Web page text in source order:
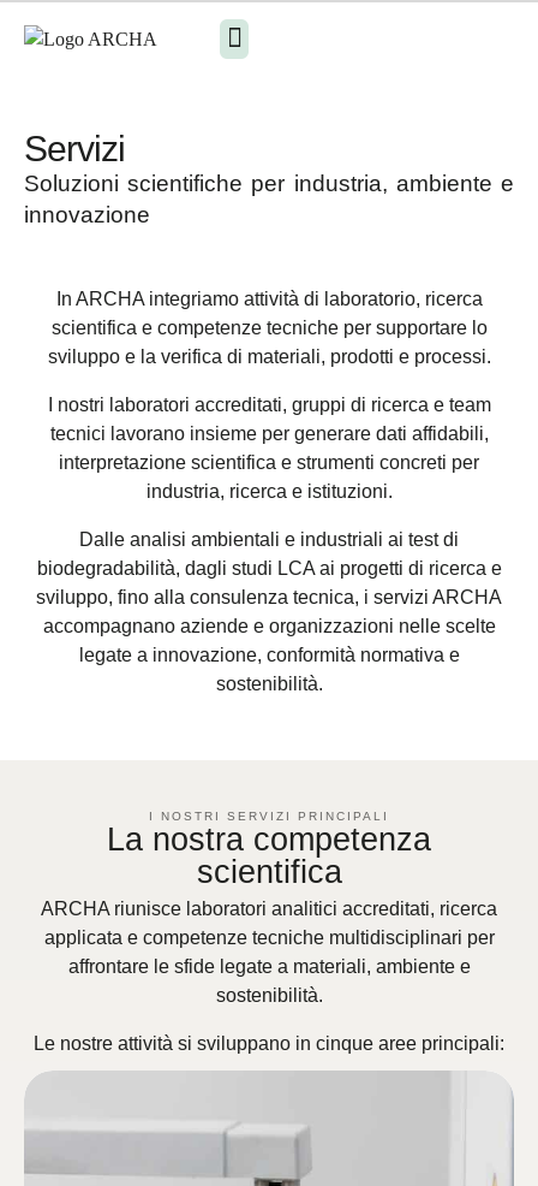
Servizi
Soluzioni scientifiche per industria, ambiente e
innovazione
In ARCHA integriamo attività di laboratorio, ricerca
scientifica e competenze tecniche per supportare lo
sviluppo e la verifica di materiali, prodotti e processi.
I nostri laboratori accreditati, gruppi di ricerca e team
tecnici lavorano insieme per generare dati affidabili,
interpretazione scientifica e strumenti concreti per
industria, ricerca e istituzioni.
Dalle analisi ambientali e industriali ai test di
biodegradabilità, dagli studi LCA ai progetti di ricerca e
sviluppo, fino alla consulenza tecnica, i servizi ARCHA
accompagnano aziende e organizzazioni nelle scelte
legate a innovazione, conformità normativa e
sostenibilità.
I NOSTRI SERVIZI PRINCIPALI
La nostra competenza
scientifica
ARCHA riunisce laboratori analitici accreditati, ricerca
applicata e competenze tecniche multidisciplinari per
affrontare le sfide legate a materiali, ambiente e
sostenibilità.
Le nostre attività si sviluppano in cinque aree principali: